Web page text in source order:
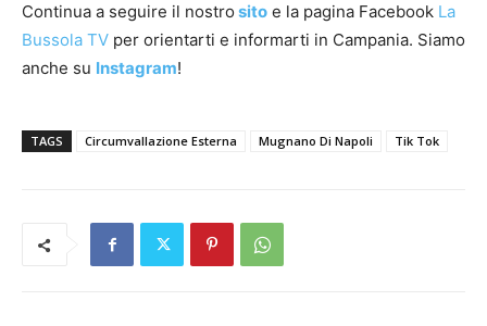
Continua a seguire il nostro sito e la pagina Facebook La
Bussola TV per orientarti e informarti in Campania. Siamo
anche su Instagram!
TAGS Circumvallazione Esterna Mugnano Di Napoli Tik Tok